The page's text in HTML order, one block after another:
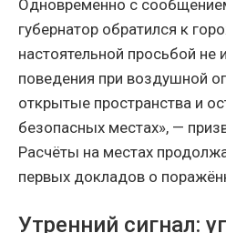
Одновременно с
губернатор обратился к
настоятельной просьбой не
поведения при воздушной
открытые пространства и
безопасных местах», —
Расчёты на местах
первых докладов о
Утренний сигнал: